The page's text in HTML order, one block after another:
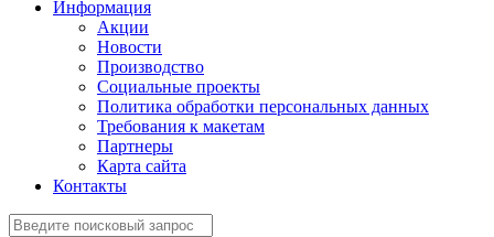
Информация
Акции
Новости
Производство
Социальные проекты
Политика обработки персональных данных
Требования к макетам
Партнеры
Карта сайта
Контакты